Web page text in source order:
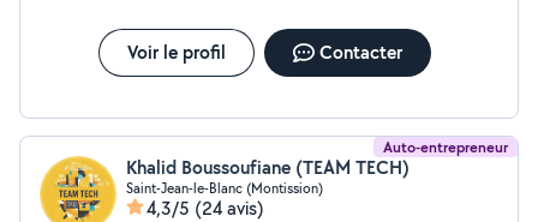
Voir le profil Contacter
Auto-entrepreneur
Khalid Boussoufiane (TEAM TECH)
Saint-Jean-le-Blanc (Montission)
4,3/5 (24 avis)